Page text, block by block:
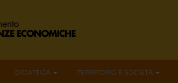
DIDATTICA TERRITORIO E SOCIETÀ